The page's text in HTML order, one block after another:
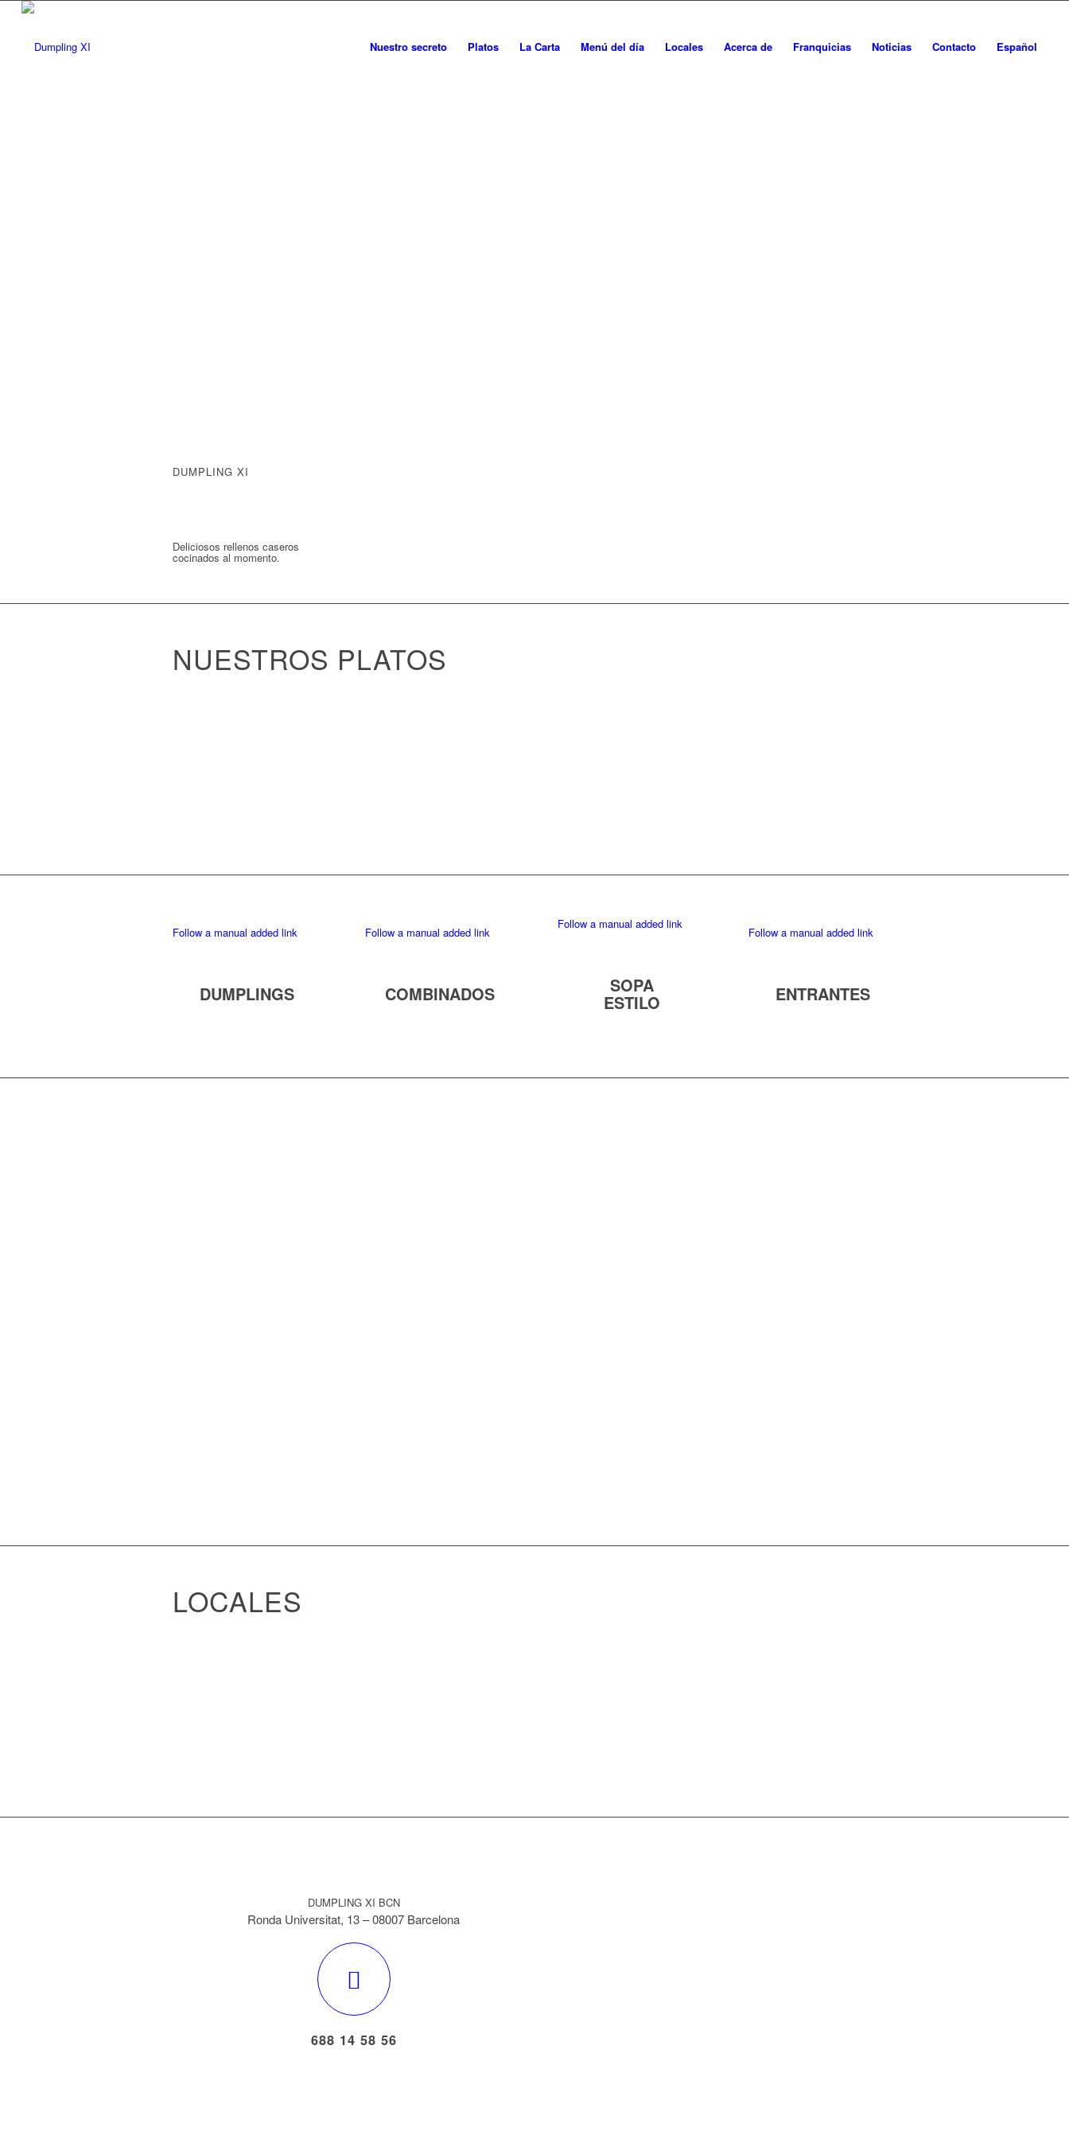
Nuestro secreto Platos La Carta Menú del día Locales Acerca de Franquicias Noticias Contacto Español
DUMPLING XI
Deliciosos rellenos caseros
cocinados al momento.
NUESTROS PLATOS
Follow a manual added link
DUMPLINGS
Follow a manual added link
COMBINADOS
Follow a manual added link
SOPA
ESTILO
Follow a manual added link
ENTRANTES
LOCALES
DUMPLING XI BCN
Ronda Universitat, 13 – 08007 Barcelona
688 14 58 56